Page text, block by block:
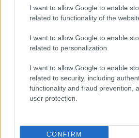
I want to allow Google to enable
related to functionality of the
I want to allow Google to enable
related to personalization.
I want to allow Google to enable
related to security, including
functionality and fraud prevention,
user protection.
CONFIRM